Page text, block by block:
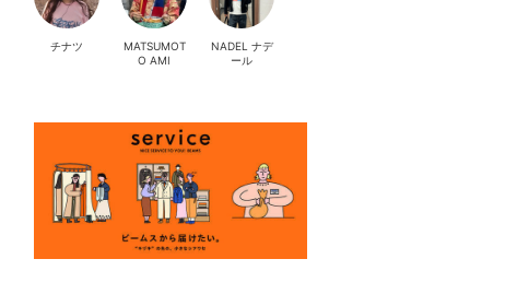
チナツ
MATSUMOT
O AMI
NADEL ナデ
ール